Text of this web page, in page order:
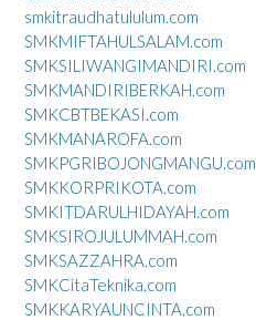
smkitraudhatululum.com
SMKMIFTAHULSALAM.com
SMKSILIWANGIMANDIRI.com
SMKMANDIRIBERKAH.com
SMKCBTBEKASI.com
SMKMANAROFA.com
SMKPGRIBOJONGMANGU.com
SMKKORPRIKOTA.com
SMKITDARULHIDAYAH.com
SMKSIROJULUMMAH.com
SMKSAZZAHRA.com
SMKCitaTeknika.com
SMKKARYAUNCINTA.com